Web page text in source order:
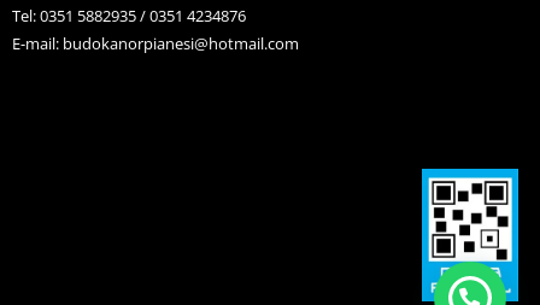
Tel: 0351 5882935 / 0351 4234876
E-mail: budokanorpianesi@hotmail.com